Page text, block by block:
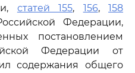
статей 155, 156,158
Федерации,
постановлением
Федерации от
содержания общего